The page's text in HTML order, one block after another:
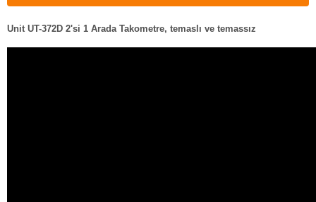
Unit UT-372D 2'si 1 Arada Takometre, temaslı ve temassız